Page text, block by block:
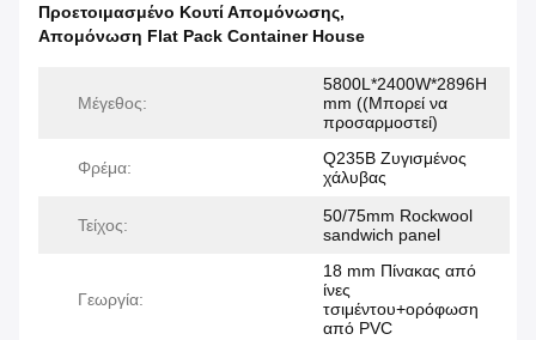
Προετοιμασμένο Κουτί Απομόνωσης,
Απομόνωση Flat Pack Container House
Μέγεθος:
5800L*2400W*2896H
mm ((Μπορεί να
προσαρμοστεί)
Φρέμα:
Q235B Ζυγισμένος
χάλυβας
Τείχος:
50/75mm Rockwool
sandwich panel
Γεωργία:
18 mm Πίνακας από
ίνες
τσιμέντου+ορόφωση
από PVC